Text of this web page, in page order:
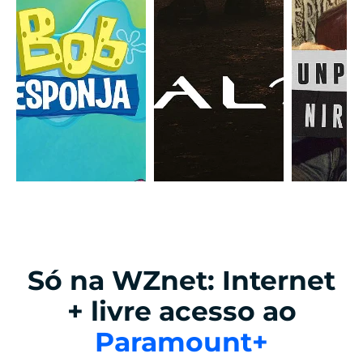
Só na WZnet: Internet
+ livre acesso ao
Paramount+